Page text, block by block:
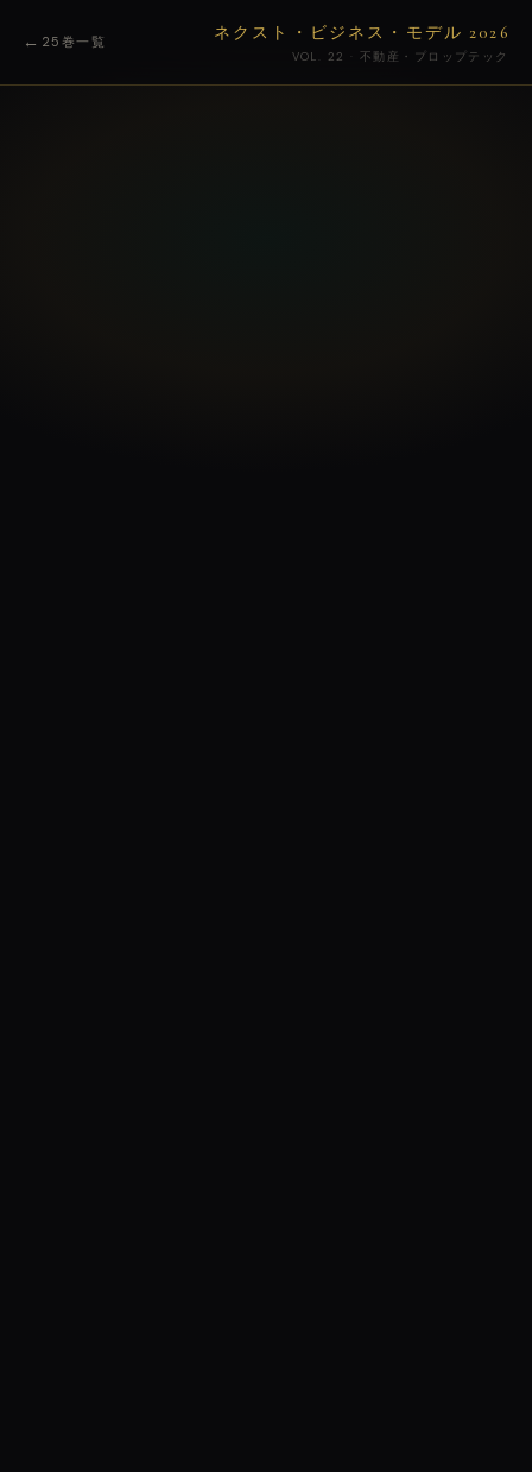
← 25巻一覧 ネクスト・ビジネス・モデル 2026
VOL. 22 · 不動産・プロップテック